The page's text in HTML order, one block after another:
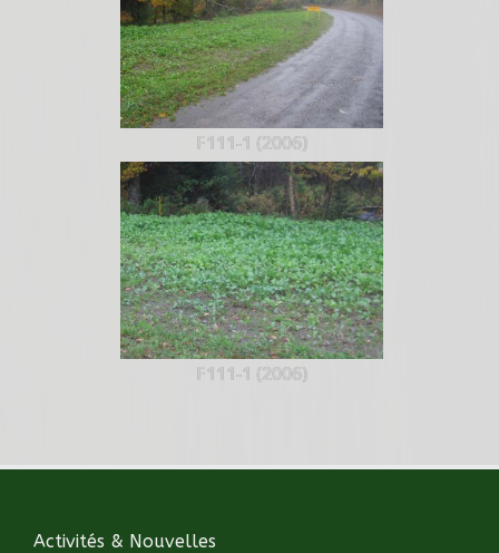
F111-1 (2006)
F111-1 (2006)
Activités & Nouvelles